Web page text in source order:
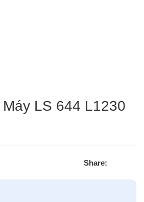
LS 644 L1230
Share: